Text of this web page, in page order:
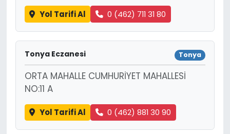
Yol Tarifi Al 0 (462) 711 31 80
Tonya Eczanesi Tonya
ORTA MAHALLE CUMHURİYET MAHALLESİ
NO:11 A
Yol Tarifi Al 0 (462) 881 30 90